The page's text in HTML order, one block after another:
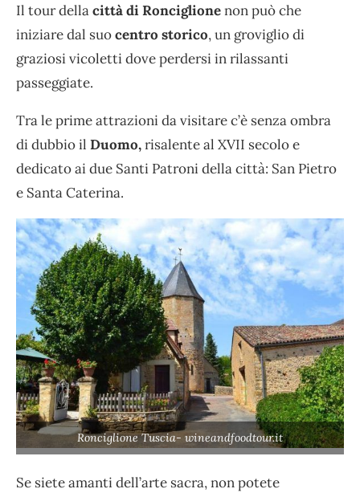
Il tour dellacittà di Ronciglionenon può che
iniziare dal suocentro storico, un groviglio di
graziosi vicoletti dove perdersi in rilassanti
passeggiate.
Tra le prime attrazioni da visitare c’è senza ombra
di dubbio il Duomo,risalente al XVII secolo e
dedicato ai due Santi Patroni della città: San Pietro
e Santa Caterina.
Ronciglione Tuscia- wineandfoodtour.it
Se siete amanti dell’arte sacra, non potete